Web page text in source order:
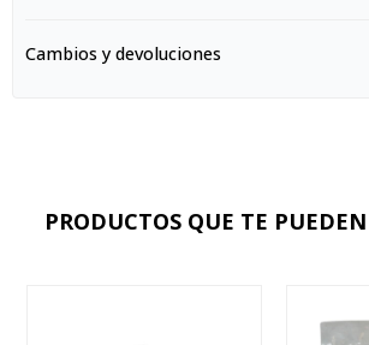
Cambios y devoluciones
PRODUCTOS QUE TE